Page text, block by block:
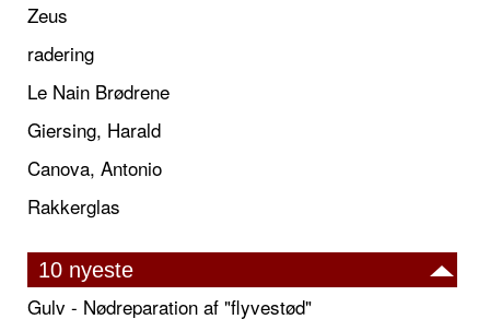
Zeus
radering
Le Nain Brødrene
Giersing, Harald
Canova, Antonio
Rakkerglas
10 nyeste
Gulv - Nødreparation af "flyvestød"